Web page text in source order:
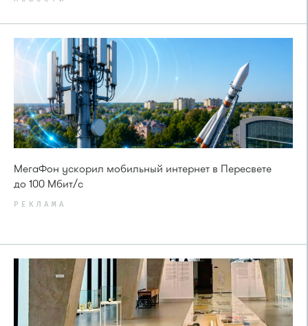
МегаФон ускорил мобильный интернет в Пересвете
до 100 Мбит/с
РЕКЛАМА